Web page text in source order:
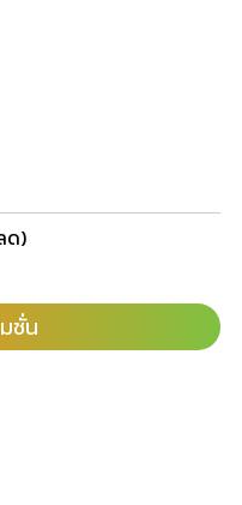
ด)
ชั่น